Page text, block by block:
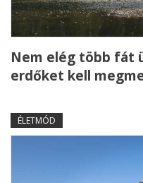
Nem elég több fát
erdőket kell
ÉLETMÓD